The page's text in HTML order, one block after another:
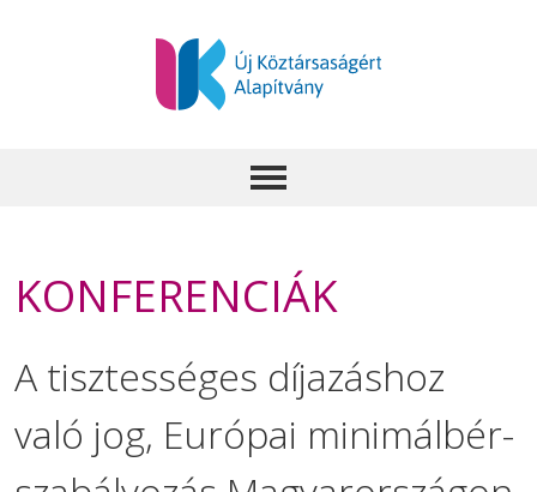
KONFERENCIÁK
A tisztességes díjazáshoz
való jog, Európai minimálbér-